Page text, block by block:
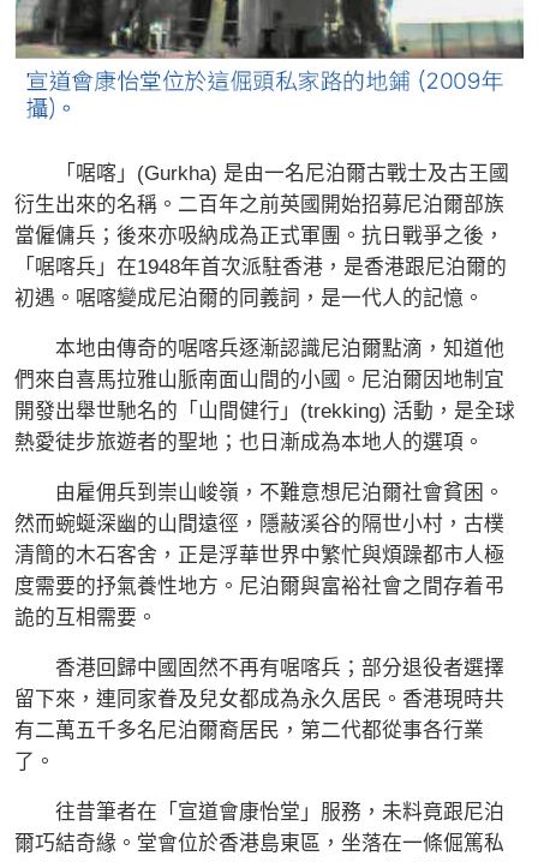
「啹喀」(Gurkha) 是由一名尼泊爾古戰士及古王國
衍生出來的名稱。二百年之前英國開始招募尼泊爾部族
當僱傭兵；後來亦吸納成為正式軍團。抗日戰爭之後，
「啹喀兵」在1948年首次派駐香港，是香港跟尼泊爾的
初遇。啹喀變成尼泊爾的同義詞，是一代人的記憶。
本地由傳奇的啹喀兵逐漸認識尼泊爾點滴，知道他
們來自喜馬拉雅山脈南面山間的小國。尼泊爾因地制宜
開發出舉世馳名的「山間健行」(trekking) 活動，是全球
熱愛徒步旅遊者的聖地；也日漸成為本地人的選項。
由雇佣兵到崇山峻嶺，不難意想尼泊爾社會貧困。
然而蜿蜒深幽的山間遠徑，隱蔽溪谷的隔世小村，古樸
清簡的木石客舍，正是浮華世界中繁忙與煩躁都市人極
度需要的抒氣養性地方。尼泊爾與富裕社會之間存着弔
詭的互相需要。
香港回歸中國固然不再有啹喀兵；部分退役者選擇
留下來，連同家眷及兒女都成為永久居民。香港現時共
有二萬五千多名尼泊爾裔居民，第二代都從事各行業
了。
往昔筆者在「宣道會康怡堂」服務，未料竟跟尼泊
爾巧結奇緣。堂會位於香港島東區，坐落在一條倔篤私